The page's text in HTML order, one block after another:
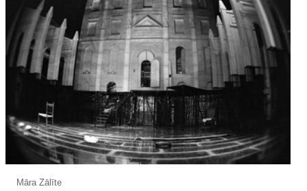
Māra Zālīte